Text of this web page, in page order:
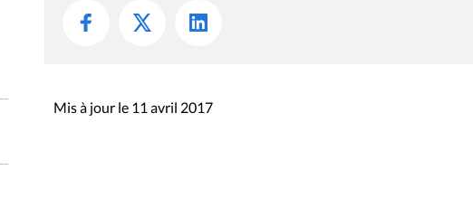
Mis à jour le 11 avril 2017